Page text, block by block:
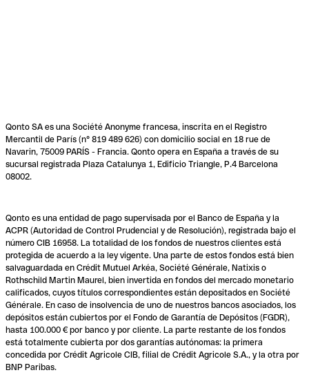
Qonto SA es una Société Anonyme francesa, inscrita en el Registro
Mercantil de París (n° 819 489 626) con domicilio social en 18 rue de
Navarin, 75009 PARÍS - Francia. Qonto opera en España a través de su
sucursal registrada Plaza Catalunya 1, Edificio Triangle, P.4 Barcelona
08002.
Qonto es una entidad de pago supervisada por el Banco de España y la
ACPR (Autoridad de Control Prudencial y de Resolución), registrada bajo el
número CIB 16958. La totalidad de los fondos de nuestros clientes está
protegida de acuerdo a la ley vigente. Una parte de estos fondos está bien
salvaguardada en Crédit Mutuel Arkéa, Société Générale, Natixis o
Rothschild Martin Maurel, bien invertida en fondos del mercado monetario
calificados, cuyos títulos correspondientes están depositados en Société
Générale. En caso de insolvencia de uno de nuestros bancos asociados, los
depósitos están cubiertos por el Fondo de Garantía de Depósitos (FGDR),
hasta 100.000 € por banco y por cliente. La parte restante de los fondos
está totalmente cubierta por dos garantías autónomas: la primera
concedida por Crédit Agricole CIB, filial de Crédit Agricole S.A., y la otra por
BNP Paribas.